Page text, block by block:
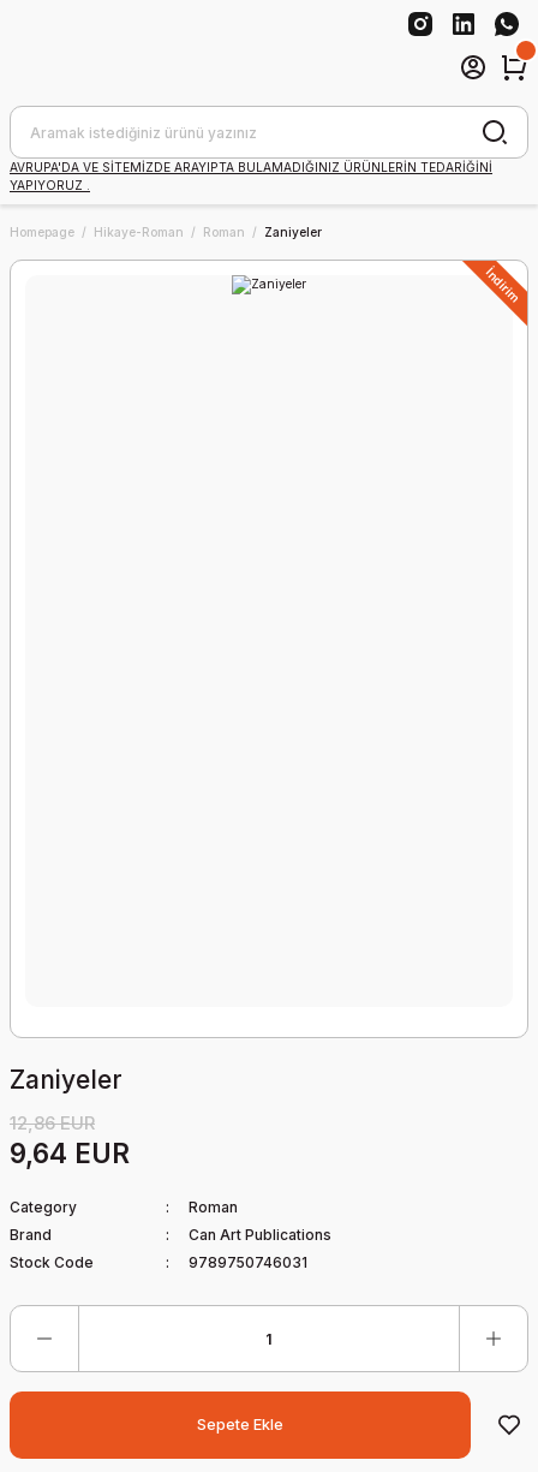
AVRUPA'DA VE SİTEMİZDE ARAYIPTA BULAMADIĞINIZ ÜRÜNLERİN TEDARİĞİNİ
YAPIYORUZ .
Homepage Hikaye-Roman Roman Zaniyeler
İndirim
Zaniyeler
12,86 EUR
9,64 EUR
Category
Roman
Brand
Can Art Publications
Stock Code
9789750746031
Sepete Ekle